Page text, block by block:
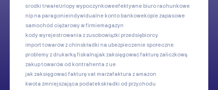
środki trwałeUrlopy wypoczynkoweefektywne biuro rachunkowe
nip na paragonieindywidualne konto bankowekopie zapasowe
samochód ciężarowy w firmiemagazyn
kody wyrejestrowania z zusobowiązki przedsiębiorcy
import towarów z chinskładki na ubezpieczenie społeczne
problemy z drukarką fiskalnąjak zaksięgować fakturę zaliczkową
zakup towarów od kontrahenta z ue
jak zaksięgować fakturę vat marżafaktura z amazon
kwota zmniejszająca podatekskładki od przychodu